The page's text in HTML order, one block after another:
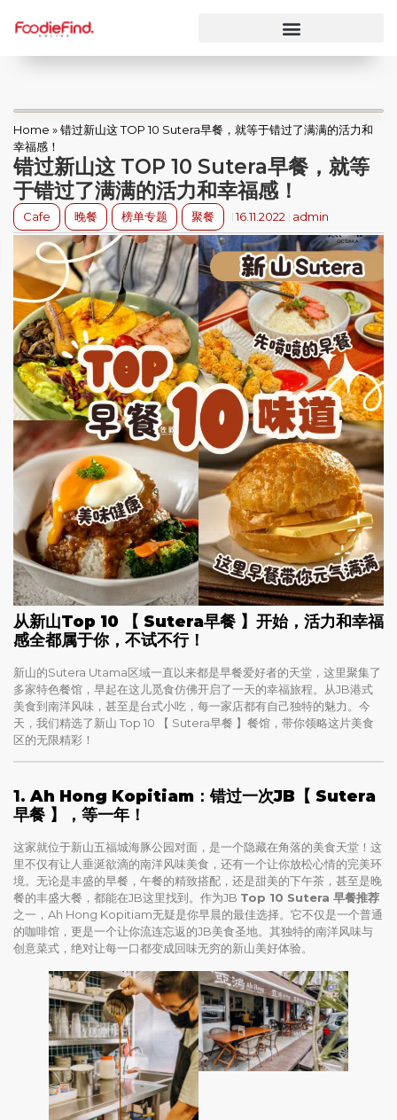
Home »错过新山这 TOP 10 Sutera早餐，就等于错过了满满的活力和
幸福感！
错过新山这 TOP 10 Sutera早餐，就等
于错过了满满的活力和幸福感！
Cafe 晚餐 榜单专题 聚餐 16.11.2022 admin
从新山Top 10 【 Sutera早餐 】开始，活力和幸福
感全都属于你，不试不行！
新山的Sutera Utama区域一直以来都是早餐爱好者的天堂，这里聚集了
多家特色餐馆，早起在这儿觅食仿佛开启了一天的幸福旅程。从JB港式
美食到南洋风味，甚至是台式小吃，每一家店都有自己独特的魅力。今
天，我们精选了新山 Top 10 【 Sutera早餐 】餐馆，带你领略这片美食
区的无限精彩！
1.Ah Hong Kopitiam：错过一次JB 【 Sutera
早餐 】
，等一年！
这家就位于新山五福城海豚公园对面，是一个隐藏在角落的美食天堂！这
里不仅有让人垂涎欲滴的南洋风味美食，还有一个让你放松心情的完美环
境。无论是丰盛的早餐，午餐的精致搭配，还是甜美的下午茶，甚至是晚
餐的丰盛大餐，都能在JB这里找到。作为JB Top 10 Sutera 早餐推荐
之一，Ah Hong Kopitiam无疑是你早晨的最佳选择。它不仅是一个普通
的咖啡馆，更是一个让你流连忘返的JB美食圣地。其独特的南洋风味与
创意菜式，绝对让每一口都变成回味无穷的新山美好体验。